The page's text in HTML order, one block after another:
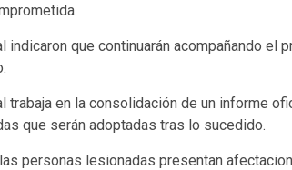
que continuarán acompañando el
trabaja en la consolidación de un informe
que serán adoptadas tras lo sucedido.
personas lesionadas presentan